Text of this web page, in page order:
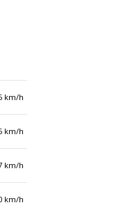
km/h
km/h
km/h
km/h